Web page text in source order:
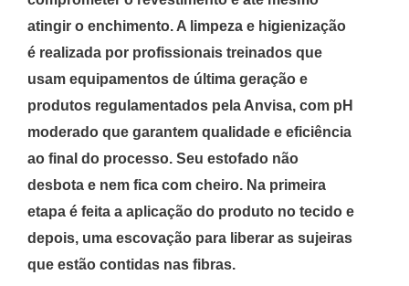
atingir o enchimento. A limpeza e higienização
é realizada por profissionais treinados que
usam equipamentos de última geração e
produtos regulamentados pela Anvisa, com pH
moderado que garantem qualidade e eficiência
ao final do processo. Seu estofado não
desbota e nem fica com cheiro. Na primeira
etapa é feita a aplicação do produto no tecido e
depois, uma escovação para liberar as sujeiras
que estão contidas nas fibras.